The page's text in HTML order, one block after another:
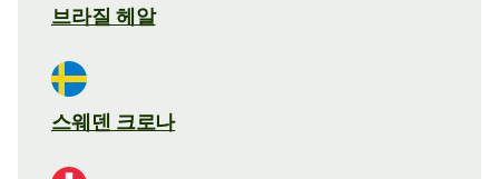
브라질 헤알
스웨덴 크로나